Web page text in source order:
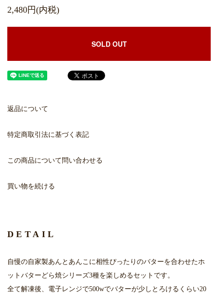
2,480円(内税)
SOLD OUT
返品について
特定商取引法に基づく表記
この商品について問い合わせる
買い物を続ける
DETAIL
自慢の自家製あんとあんこに相性ぴったりのバターを合わせたホ
ットバターどら焼シリーズ3種を楽しめるセットです。
全て解凍後、電子レンジで500wでバターが少しとろけるくらい20